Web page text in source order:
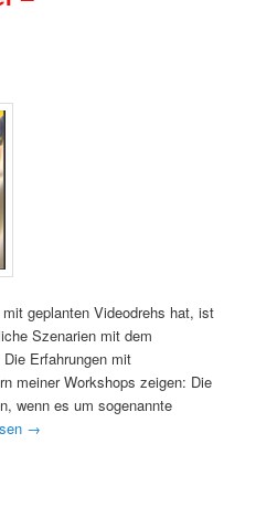
geplanten Videodrehs hat, ist
Szenarien mit dem
Erfahrungen mit
meiner Workshops zeigen: Die
wenn es um sogenannte
→